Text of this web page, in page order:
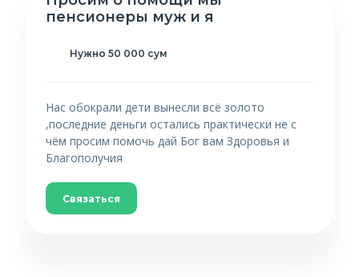
пенсионеры муж и я
Нужно 50 000 сум
Нас обокрали дети вынесли всё золото
,последние деньги остались практически не с
чём просим помочь дай Бог вам Здоровья и
Благополучия
Связаться